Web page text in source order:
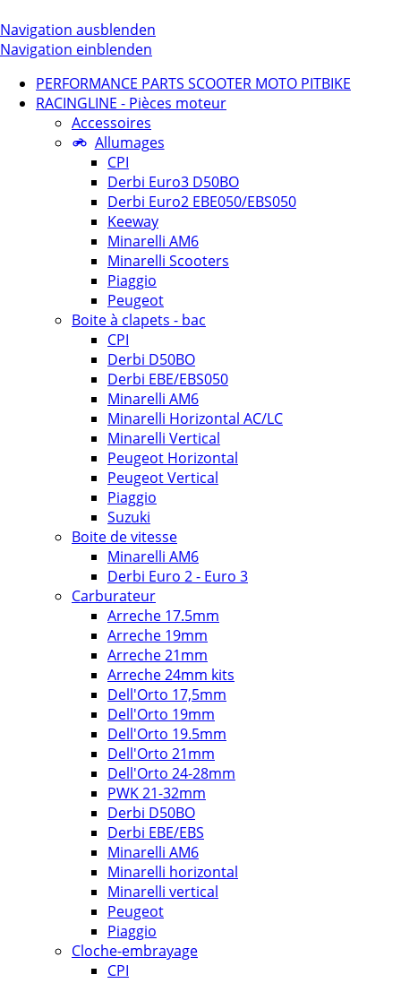
Navigation ausblenden
Navigation einblenden
PERFORMANCE PARTS SCOOTER MOTO PITBIKE
RACINGLINE - Pièces moteur
Accessoires
Allumages
CPI
Derbi Euro3 D50BO
Derbi Euro2 EBE050/EBS050
Keeway
Minarelli AM6
Minarelli Scooters
Piaggio
Peugeot
Boite à clapets - bac
CPI
Derbi D50BO
Derbi EBE/EBS050
Minarelli AM6
Minarelli Horizontal AC/LC
Minarelli Vertical
Peugeot Horizontal
Peugeot Vertical
Piaggio
Suzuki
Boite de vitesse
Minarelli AM6
Derbi Euro 2 - Euro 3
Carburateur
Arreche 17.5mm
Arreche 19mm
Arreche 21mm
Arreche 24mm kits
Dell'Orto 17,5mm
Dell'Orto 19mm
Dell'Orto 19.5mm
Dell'Orto 21mm
Dell'Orto 24-28mm
PWK 21-32mm
Derbi D50BO
Derbi EBE/EBS
Minarelli AM6
Minarelli horizontal
Minarelli vertical
Peugeot
Piaggio
Cloche-embrayage
CPI